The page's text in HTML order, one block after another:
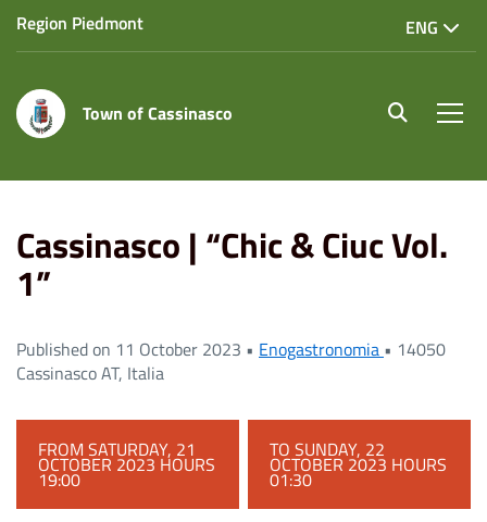
Region Piedmont ENG
Town of Cassinasco site.searc
Cassinasco | “Chic & Ciuc Vol.
1”
Published on 11 October 2023 • Enogastronomia • 14050
Cassinasco AT, Italia
FROM SATURDAY, 21
OCTOBER 2023 HOURS
19:00
TO SUNDAY, 22
OCTOBER 2023 HOURS
01:30